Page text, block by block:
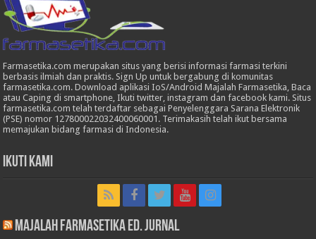
Farmasetika.com merupakan situs yang berisi informasi farmasi terkini
berbasis ilmiah dan praktis. Sign Up untuk bergabung di komunitas
farmasetika.com. Download aplikasi IoS/Android Majalah Farmasetika, Baca
atau Caping di smartphone, Ikuti twitter, instagram dan facebook kami. Situs
farmasetika.com telah terdaftar sebagai Penyelenggara Sarana Elektronik
(PSE) nomor 127800022032400060001. Terimakasih telah ikut bersama
memajukan bidang farmasi di Indonesia.
Ikuti Kami
Majalah Farmasetika Ed. Jurnal